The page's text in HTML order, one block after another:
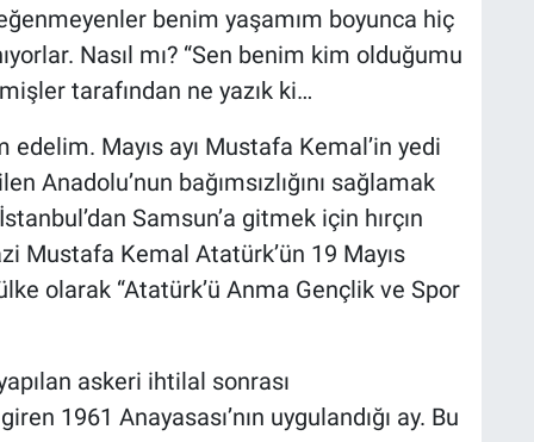
benim yaşamım boyunca hiç
Nasıl mı? “Sen benim kim olduğumu
tarafından ne yazık ki…
edelim. Mayıs ayı Mustafa Kemal’in yedi
Anadolu’nun bağımsızlığını sağlamak
Samsun’a gitmek için hırçın
Mustafa Kemal Atatürk’ün 19 Mayıs
olarak “Atatürk’ü Anma Gençlik ve Spor
askeri ihtilal sonrası
1961 Anayasası’nın uygulandığı ay. Bu